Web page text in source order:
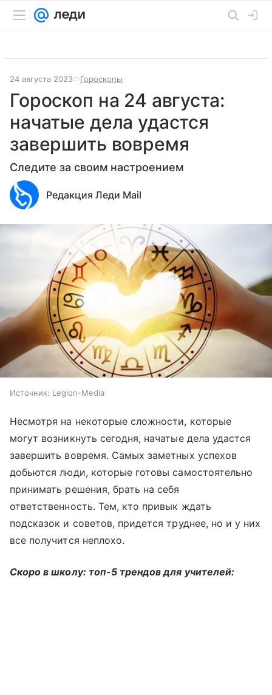
24 августа 2023 Гороскопы
Гороскоп на 24 августа:
начатые дела удастся
завершить вовремя
Следите за своим настроением
Редакция Леди Mail
Источник: Legion-Media
Несмотря на некоторые сложности, которые
могут возникнуть сегодня, начатые дела удастся
завершить вовремя. Самых заметных успехов
добьются люди, которые готовы самостоятельно
принимать решения, брать на себя
ответственность. Тем, кто привык ждать
подсказок и советов, придется труднее, но и у них
все получится неплохо.
Скоро в школу: топ-5 трендов для учителей: